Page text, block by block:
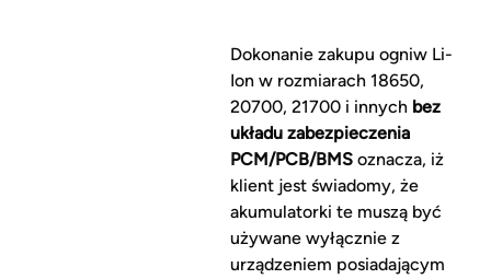
Dokonanie zakupu ogniw Li-
Ion w rozmiarach 18650,
20700, 21700 i innych bez
układu zabezpieczenia
PCM/PCB/BMSoznacza, iż
klient jest świadomy, że
akumulatorki te muszą być
używane wyłącznie z
urządzeniem posiadającym